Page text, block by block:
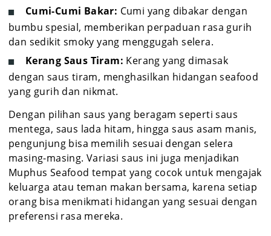
Cumi-Cumi Bakar: Cumi yang dibakar dengan
bumbu spesial, memberikan perpaduan rasa gurih
dan sedikit smoky yang menggugah selera.
Kerang Saus Tiram: Kerang yang dimasak
dengan saus tiram, menghasilkan hidangan seafood
yang gurih dan nikmat.
Dengan pilihan saus yang beragam seperti saus
mentega, saus lada hitam, hingga saus asam manis,
pengunjung bisa memilih sesuai dengan selera
masing-masing. Variasi saus ini juga menjadikan
Muphus Seafood tempat yang cocok untuk mengajak
keluarga atau teman makan bersama, karena setiap
orang bisa menikmati hidangan yang sesuai dengan
preferensi rasa mereka.